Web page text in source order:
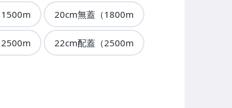
20cm無蓋（1800m
22cm配蓋（2500m